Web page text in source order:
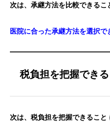
次は、承継方法を比較できるこ
医院に合った承継方法を選択で
税負担を把握できる
次は、税負担を把握できること